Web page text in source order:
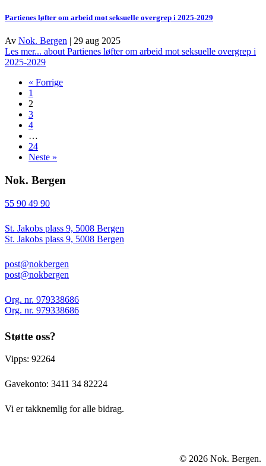
Partienes løfter om arbeid mot seksuelle overgrep i 2025-2029
Av Nok. Bergen | 29 aug 2025
Les mer... about Partienes løfter om arbeid mot seksuelle overgrep i
2025-2029
« Forrige
1
2
3
4
…
24
Neste »
Nok. Bergen
55 90 49 90
St. Jakobs plass 9, 5008 Bergen
St. Jakobs plass 9, 5008 Bergen
post@nokbergen
post@nokbergen
Org. nr. 979338686
Org. nr. 979338686
Støtte oss?
Vipps: 92264
Gavekonto: 3411 34 82224
Vi er takknemlig for alle bidrag.
© 2026 Nok. Bergen.